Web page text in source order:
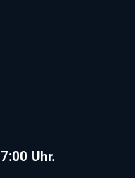
Uhr.